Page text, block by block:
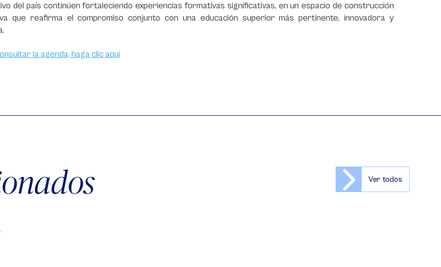
del país continúen fortaleciendo experiencias formativas significativas, en un espacio de construcción
que reafirma el compromiso conjunto con una educación superior más pertinente, innovadora y
la agenda, haga clic aquí
Ver todos